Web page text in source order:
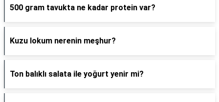
500 gram tavukta ne kadar protein var?
Kuzu lokum nerenin meşhur?
Ton balıklı salata ile yoğurt yenir mi?